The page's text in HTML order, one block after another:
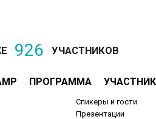
926 УЧАСТНИКОВ
ПРОГРАММА
Спикеры и гости
Презентации